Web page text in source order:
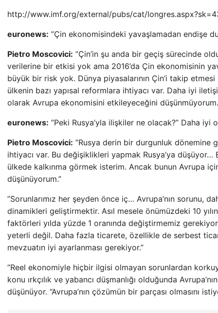
http://www.imf.org/external/pubs/cat/
euronews: ”Çin ekonomisindeki yavaşlamadan endişe
Pietro Moscovici: ”Çin’in şu anda bir geçiş sürecinde
verilerine bir etkisi yok ama 2016’da Çin ekonomisinin
büyük bir risk yok. Dünya piyasalarının Çin’i takip
ülkenin bazı yapısal reformlara ihtiyacı var. Daha iyi
olarak Avrupa ekonomisini etkileyeceğini
euronews: ”Peki Rusya’yla ilişkiler ne olacak?” Daha iyi
Pietro Moscovici: ”Rusya derin bir durgunluk dönemine
ihtiyacı var. Bu değişiklikleri yapmak Rusya’ya
ülkede kalkınma görmek isterim. Ancak bunun Avrupa
düşünüyorum.”
”Sorunlarımız her şeyden önce iç… Avrupa’nın sorunu,
dinamikleri geliştirmektir. Asıl mesele önümüzdeki 10
faktörleri yılda yüzde 1 oranında değiştirmemiz
yeterli değil. Daha fazla ticarete, özellikle de serbest
mevzuatın iyi ayarlanması gerekiyor.”
”Reel ekonomiyle hiçbir ilgisi olmayan sorunlardan
konu ırkçılık ve yabancı düşmanlığı olduğunda
düşünüyor. “Avrupa’nın çözümün bir parçası olmasını